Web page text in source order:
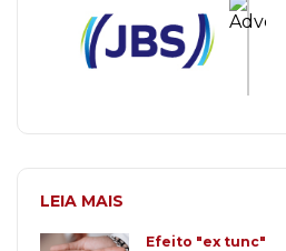
LEIA MAIS
Efeito "ex tunc"